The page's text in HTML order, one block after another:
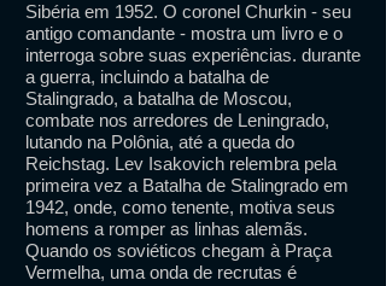
Sibéria em 1952. O coronel Churkin - seu
antigo comandante - mostra um livro e o
interroga sobre suas experiências. durante
a guerra, incluindo a batalha de
Stalingrado, a batalha de Moscou,
combate nos arredores de Leningrado,
lutando na Polônia, até a queda do
Reichstag. Lev Isakovich relembra pela
primeira vez a Batalha de Stalingrado em
1942, onde, como tenente, motiva seus
homens a romper as linhas alemãs.
Quando os soviéticos chegam à Praça
Vermelha, uma onda de recrutas é